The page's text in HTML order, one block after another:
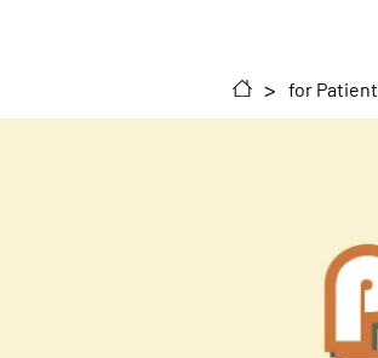
> for Patient